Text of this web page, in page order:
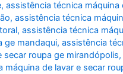
,assistência técnica máquina
,assistência técnica
,assistência técnica
ge mandaqui,assistência
secar roupa ge mirandópolis,
máquina de lavar e secar